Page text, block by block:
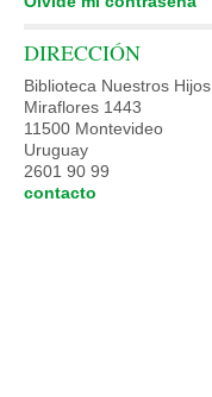
DIRECCIÓN
Biblioteca Nuestros Hijos
Miraflores 1443
11500 Montevideo
Uruguay
2601 90 99
contacto